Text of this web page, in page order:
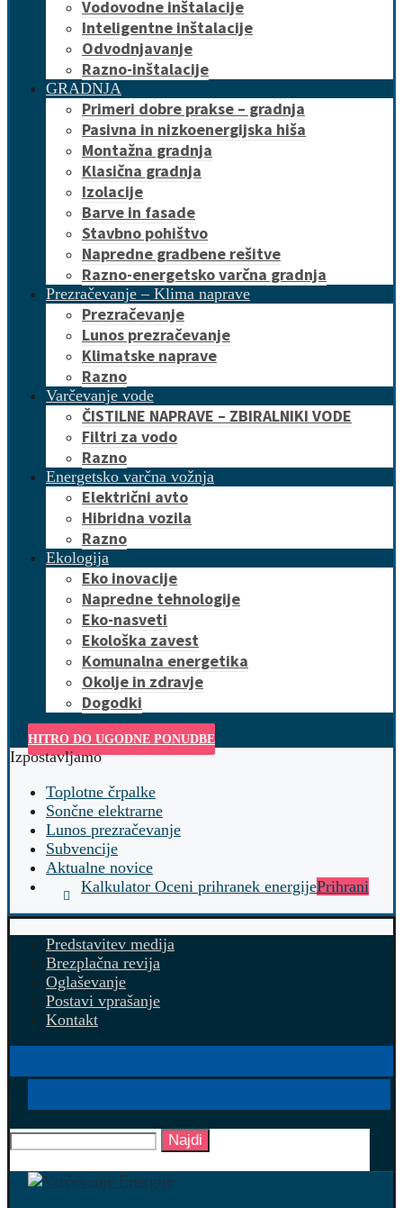
Vodovodne inštalacije
Inteligentne inštalacije
Odvodnjavanje
Razno-inštalacije
GRADNJA
Primeri dobre prakse – gradnja
Pasivna in nizkoenergijska hiša
Montažna gradnja
Klasična gradnja
Izolacije
Barve in fasade
Stavbno pohištvo
Napredne gradbene rešitve
Razno-energetsko varčna gradnja
Prezračevanje – Klima naprave
Prezračevanje
Lunos prezračevanje
Klimatske naprave
Razno
Varčevanje vode
ČISTILNE NAPRAVE – ZBIRALNIKI VODE
Filtri za vodo
Razno
Energetsko varčna vožnja
Električni avto
Hibridna vozila
Razno
Ekologija
Eko inovacije
Napredne tehnologije
Eko-nasveti
Ekološka zavest
Komunalna energetika
Okolje in zdravje
Dogodki
HITRO DO UGODNE PONUDBE
Izpostavljamo
Toplotne črpalke
Sončne elektrarne
Lunos prezračevanje
Subvencije
Aktualne novice
Kalkulator Oceni prihranek energijePrihrani
Predstavitev medija
Brezplačna revija
Oglaševanje
Postavi vprašanje
Kontakt
Najdi